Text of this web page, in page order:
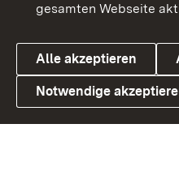
Link zum Landesportal
Datenschutz
gesamten Webseite
Alle akzeptieren
Notwendige